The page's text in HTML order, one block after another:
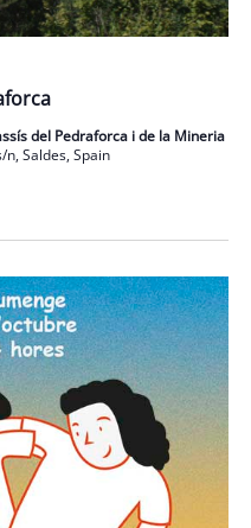
del Pedraforca i de la Mineria
n, Saldes, Spain